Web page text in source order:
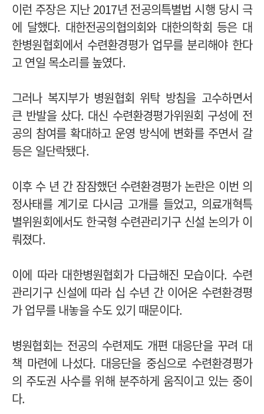
이런 주장은 지난 2017년 전공의특별법 시행 당시 극
에 달했다. 대한전공의협의회와 대한의학회 등은 대
한병원협회에서 수련환경평가 업무를 분리해야 한다
고 연일 목소리를 높였다.
그러나 복지부가 병원협회 위탁 방침을 고수하면서
큰 반발을 샀다. 대신 수련환경평가위원회 구성에 전
공의 참여를 확대하고 운영 방식에 변화를 주면서 갈
등은 일단락됐다.
이후 수 년 간 잠잠했던 수련환경평가 논란은 이번 의
정사태를 계기로 다시금 고개를 들었고, 의료개혁특
별위원회에서도 한국형 수련관리기구 신설 논의가 이
뤄졌다.
이에 따라 대한병원협회가 다급해진 모습이다. 수련
관리기구 신설에 따라 십 수년 간 이어온 수련환경평
가 업무를 내놓을 수도 있기 때문이다.
병원협회는 전공의 수련제도 개편 대응단을 꾸려 대
책 마련에 나섰다. 대응단을 중심으로 수련환경평가
의 주도권 사수를 위해 분주하게 움직이고 있는 중이
다.